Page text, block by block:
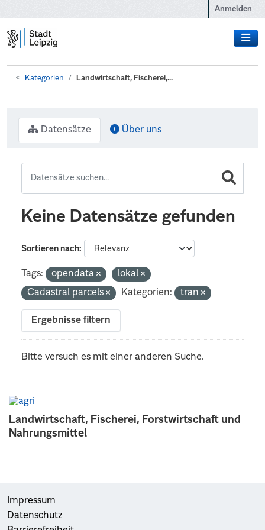
Anmelden
Kategorien Landwirtschaft, Fischerei,...
Landwirtschaft, Fischerei, Forstwirtschaft und
Nahrungsmittel
Datensätze Über uns
Keine Datensätze gefunden
Sortieren nach
Tags: opendata
lokal
Cadastral parcels
Kategorien: tran
Ergebnisse filtern
Bitte versuch es mit einer anderen Suche.
Impressum
Datenschutz